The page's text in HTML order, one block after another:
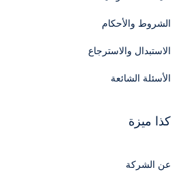
الشروط والأحكام
الاستبدال والاسترجاع
الأسئلة الشائعة
كذا ميزة
عن الشركة